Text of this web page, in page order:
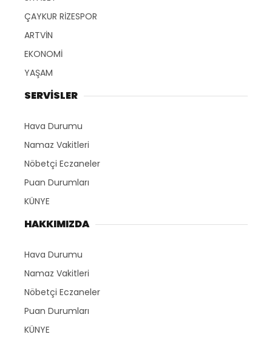
ÇAYKUR RİZESPOR
ARTVİN
EKONOMİ
YAŞAM
SERVİSLER
Hava Durumu
Namaz Vakitleri
Nöbetçi Eczaneler
Puan Durumları
KÜNYE
HAKKIMIZDA
Hava Durumu
Namaz Vakitleri
Nöbetçi Eczaneler
Puan Durumları
KÜNYE